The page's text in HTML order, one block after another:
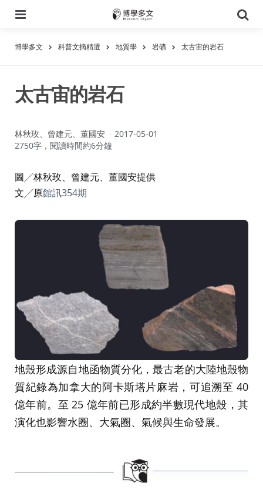
尋
博學多文 科普文摘精選 地質學 岩礦 太古宙的岩石
太古宙的岩石
作
者：
林秋玫、曾建元、董國安
2017-05-01
2750字，閱讀時間約6分鐘
圖╱林秋玫、曾建元、董國安提供
文╱原館訊354期
地殼形成源自地函物質分化，最古老的大陸地殼物
質紀錄為加拿大的阿卡斯塔片麻岩，可追溯至 40
億年前。至 25 億年前已形成約半數現代地殼，其
演化也影響水圈、大氣圈、氣候與生命發展。